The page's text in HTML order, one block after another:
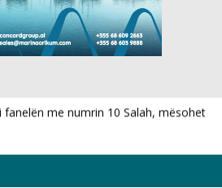
fanelën me numrin 10 Salah, mësohet